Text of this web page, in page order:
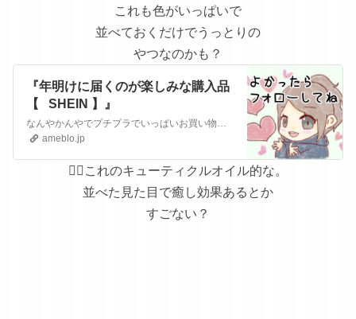
これも色がいっぱいで
並べておくだけでうっとりの
やつなのかも？
『年明けに届くのが楽しみな購入品
【⠀SHEIN 】』
ameblo.jp
👆🏻これのキューティクルオイル的な。
並べた見た目で癒し効果あるとか
すごない？